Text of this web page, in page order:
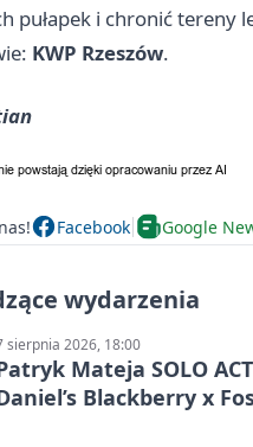
pułapek i chronić tereny
KWP Rzeszów.
Facebook Google
wydarzenia
sierpnia 2026, 18:00
Mateja SOLO
Blackberry x